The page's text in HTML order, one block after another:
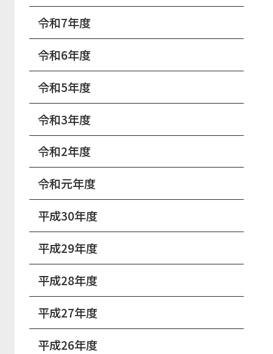
令和7年度
令和6年度
令和5年度
令和3年度
令和2年度
令和元年度
平成30年度
平成29年度
平成28年度
平成27年度
平成26年度